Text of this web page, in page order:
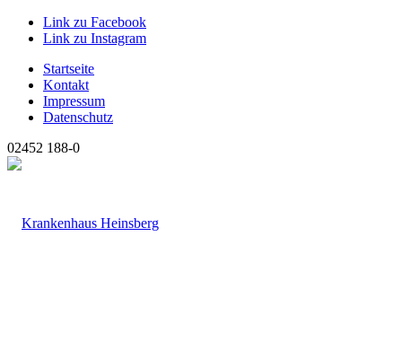
Link zu Facebook
Link zu Instagram
Startseite
Kontakt
Impressum
Datenschutz
02452 188-0